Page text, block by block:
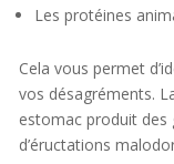
Les protéines
Cela vous permet
vos désagréments.
estomac produit
d’éructations